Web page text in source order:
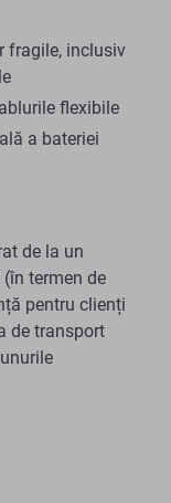
fragile, inclusiv
flexibile
a bateriei
de la un
termen de
pentru clienți
de transport